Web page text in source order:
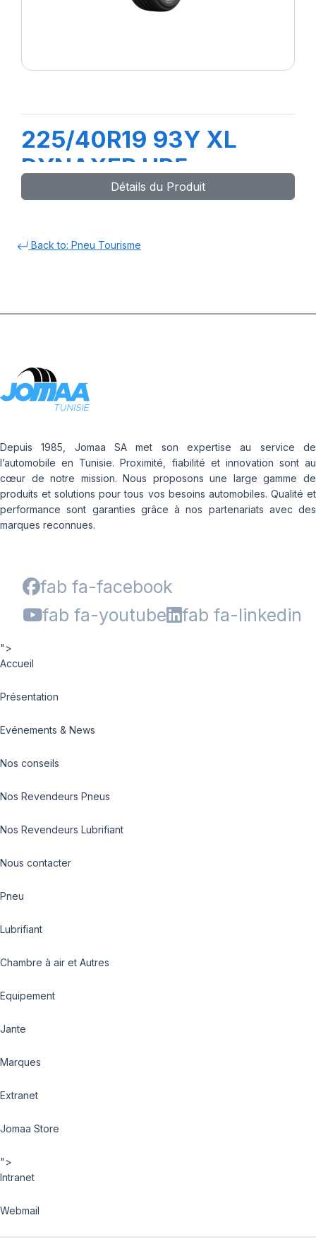
225/40R19 93Y XL
DYNAXER HP5
Détails du Produit
Back to: Pneu Tourisme
Depuis 1985, Jomaa SA met son expertise au service de
l’automobile en Tunisie. Proximité, fiabilité et innovation sont au
cœur de notre mission. Nous proposons une large gamme de
produits et solutions pour tous vos besoins automobiles. Qualité et
performance sont garanties grâce à nos partenariats avec des
marques reconnues.
fab fa-facebook
fab fa-youtube
fab fa-linkedin
">
Accueil
Présentation
Evénements & News
Nos conseils
Nos Revendeurs Pneus
Nos Revendeurs Lubrifiant
Nous contacter
Pneu
Lubrifiant
Chambre à air et Autres
Equipement
Jante
Marques
Extranet
Jomaa Store
">
Intranet
Webmail